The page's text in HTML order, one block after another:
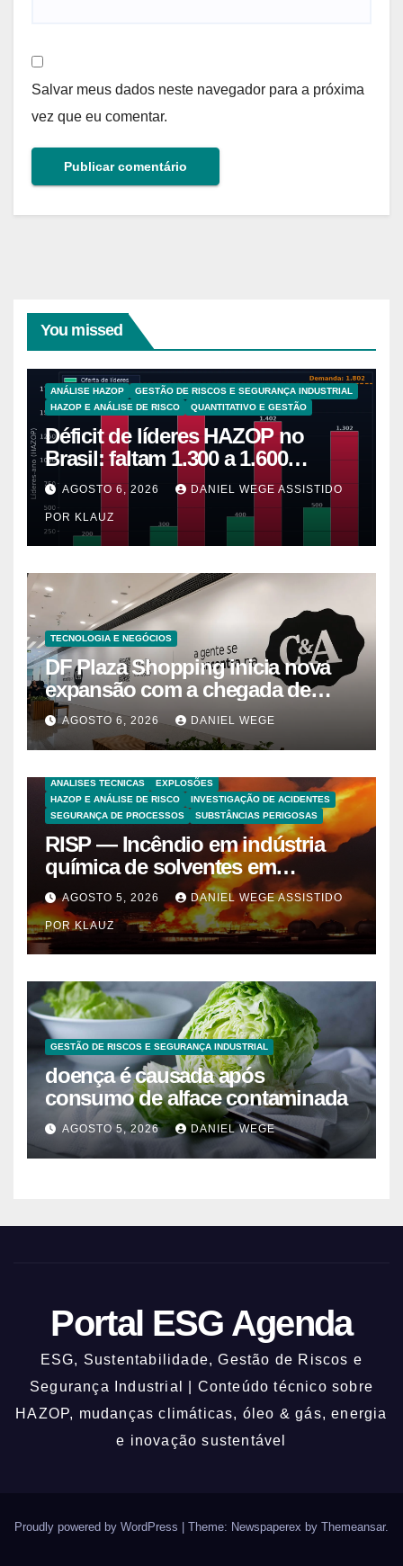
Salvar meus dados neste navegador para a próxima
vez que eu comentar.
You missed
ANÁLISE HAZOP
GESTÃO DE RISCOS E SEGURANÇA INDUSTRIAL
HAZOP E ANÁLISE DE RISCO
QUANTITATIVO E GESTÃO
Déficit de líderes HAZOP no
Brasil: faltam 1.300 a 1.600
líderes-ano para 5.265 plantas de
alto risco
AGOSTO 6, 2026 DANIEL WEGE ASSISTIDO
POR KLAUZ
TECNOLOGIA E NEGÓCIOS
DF Plaza Shopping inicia nova
expansão com a chegada de
grandes marcas e inauguração
de espaço infantil – Dicas da
Capital
AGOSTO 6, 2026 DANIEL WEGE
ANALISES TECNICAS
EXPLOSÕES
HAZOP E ANÁLISE DE RISCO
INVESTIGAÇÃO DE ACIDENTES
SEGURANÇA DE PROCESSOS
SUBSTÂNCIAS PERIGOSAS
RISP — Incêndio em indústria
química de solventes em
Itaquaquecetuba/SP
(UNIQUIMA/Quema)
AGOSTO 5, 2026 DANIEL WEGE ASSISTIDO
POR KLAUZ
GESTÃO DE RISCOS E SEGURANÇA INDUSTRIAL
doença é causada após
consumo de alface contaminada
AGOSTO 5, 2026 DANIEL WEGE
Portal ESG Agenda
ESG, Sustentabilidade, Gestão de Riscos e
Segurança Industrial | Conteúdo técnico sobre
HAZOP, mudanças climáticas, óleo & gás, energia
e inovação sustentável
Proudly powered by WordPress Theme: Newspaperex by Themeansar.